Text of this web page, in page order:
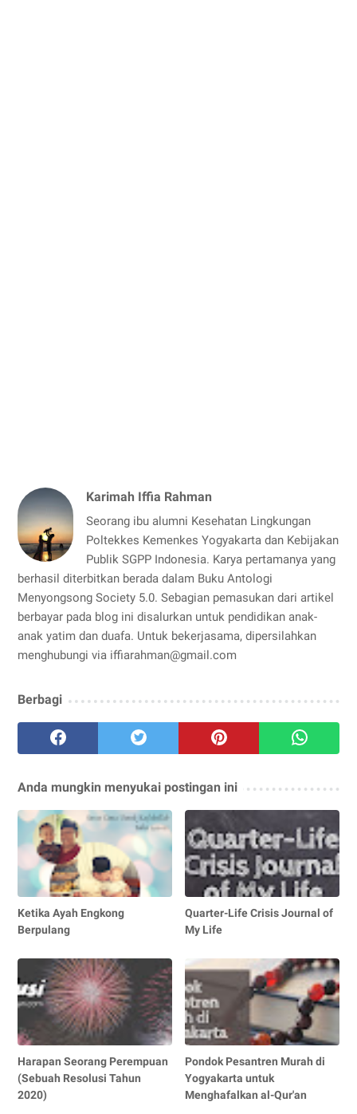
Karimah Iffia Rahman
Seorang ibu alumni Kesehatan Lingkungan
Poltekkes Kemenkes Yogyakarta dan Kebijakan
Publik SGPP Indonesia. Karya pertamanya yang
berhasil diterbitkan berada dalam Buku Antologi
Menyongsong Society 5.0. Sebagian pemasukan dari artikel
berbayar pada blog ini disalurkan untuk pendidikan anak-
anak yatim dan duafa. Untuk bekerjasama, dipersilahkan
menghubungi via iffiarahman@gmail.com
Berbagi
Anda mungkin menyukai postingan ini
Ketika Ayah Engkong
Berpulang
Quarter-Life Crisis Journal of
My Life
Harapan Seorang Perempuan
(Sebuah Resolusi Tahun
2020)
Pondok Pesantren Murah di
Yogyakarta untuk
Menghafalkan al-Qur'an